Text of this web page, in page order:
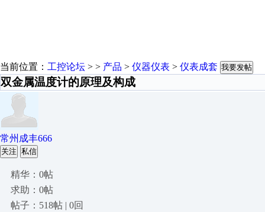
当前位置： 工控论坛 > > 产品 > 仪器仪表 > 仪表成套 我要发帖
双金属温度计的原理及构成
常州成丰666
关注 私信
精华：0帖
求助：0帖
帖子：518帖 | 0回